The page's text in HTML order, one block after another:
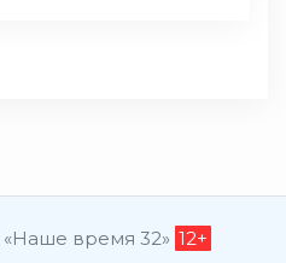
время 32» 12+